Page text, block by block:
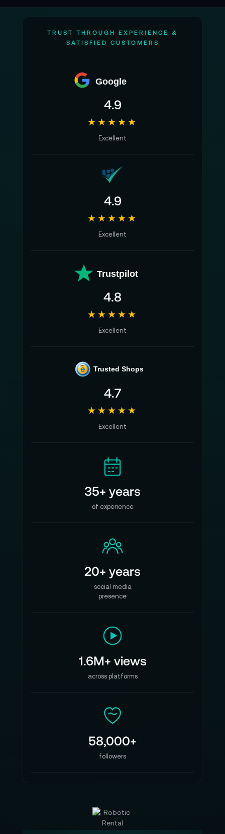
TRUST THROUGH EXPERIENCE &
SATISFIED CUSTOMERS
Google
4.9
★★★★★
Excellent
4.9
★★★★★
Excellent
Trustpilot
4.8
★★★★★
Excellent
e Trusted Shops
4.7
★★★★★
Excellent
35+ years
of experience
20+ years
social media
presence
1.6M+ views
across platforms
58,000+
followers